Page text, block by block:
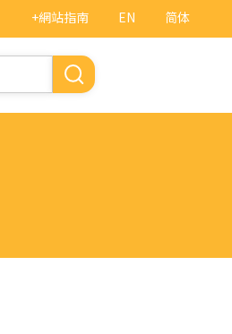
EN 简体
+網站指南